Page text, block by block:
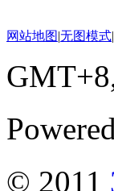
网站地图|无图模式|
© 2011